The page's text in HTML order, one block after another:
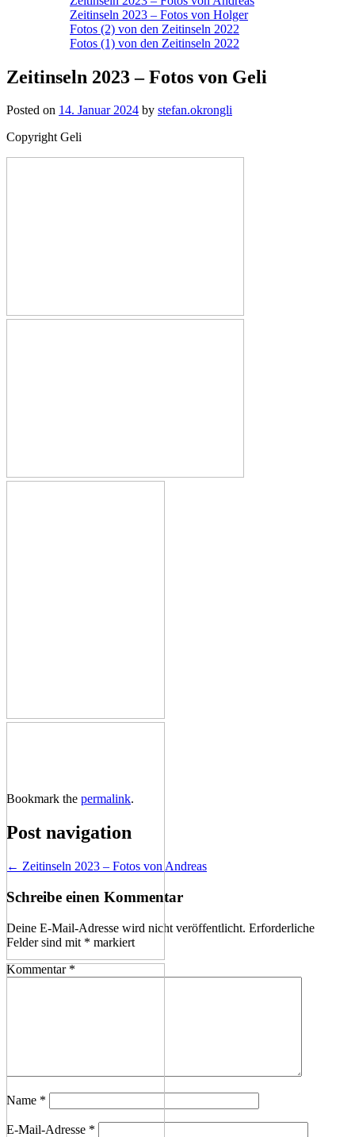
Zeitinseln 2023 – Fotos von Holger
Fotos (2) von den Zeitinseln 2022
Fotos (1) von den Zeitinseln 2022
Zeitinseln 2023 – Fotos von Geli
Posted on 14. Januar 2024 by stefan.okrongli
Copyright Geli
Bookmark the permalink.
Post navigation
← Zeitinseln 2023 – Fotos von Andreas
Schreibe einen Kommentar
Deine E-Mail-Adresse wird nicht veröffentlicht. Erforderliche
Felder sind mit * markiert
Kommentar *
Name *
E-Mail-Adresse *